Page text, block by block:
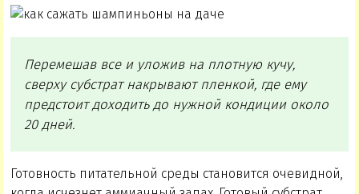
Перемешав все и уложив на плотную кучу,
сверху субстрат накрывают пленкой, где ему
предстоит доходить до нужной кондиции около
20 дней.
Готовность питательной среды становится очевидной,